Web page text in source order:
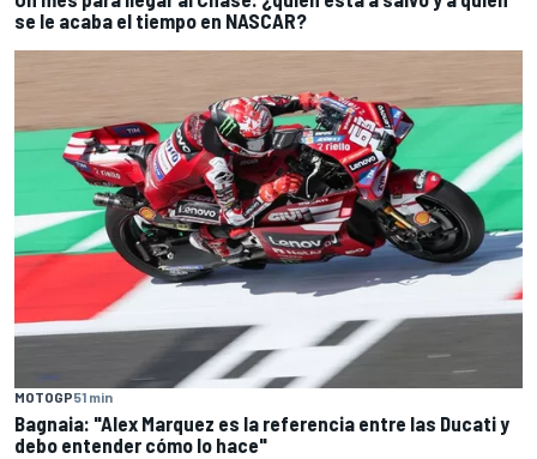
se le acaba el tiempo en NASCAR?
MOTOGP51 min
Bagnaia: "Alex Marquez es la referencia entre las Ducati y
debo entender cómo lo hace"